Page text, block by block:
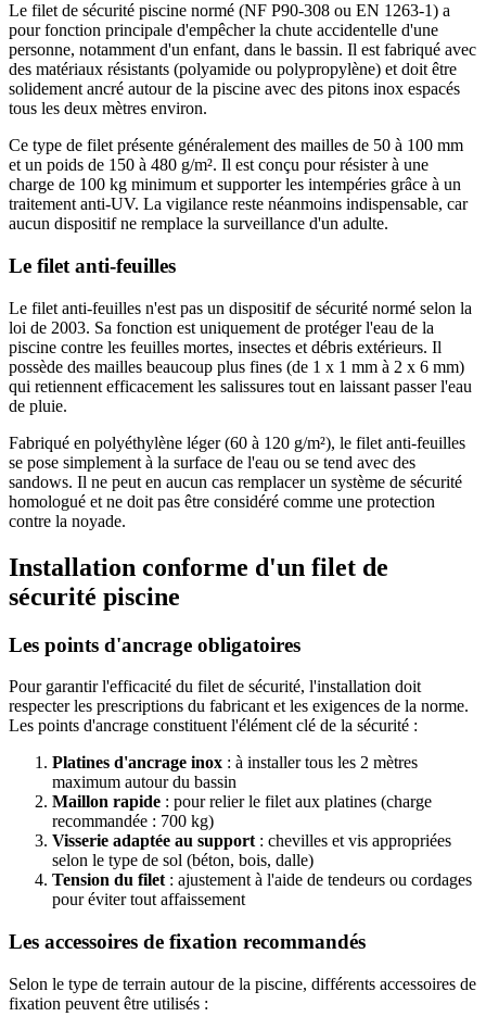
Le filet de sécurité piscine normé (NF P90-308 ou EN 1263-1) a
pour fonction principale d'empêcher la chute accidentelle d'une
personne, notamment d'un enfant, dans le bassin. Il est fabriqué avec
des matériaux résistants (polyamide ou polypropylène) et doit être
solidement ancré autour de la piscine avec des pitons inox espacés
tous les deux mètres environ.
Ce type de filet présente généralement des mailles de 50 à 100 mm
et un poids de 150 à 480 g/m². Il est conçu pour résister à une
charge de 100 kg minimum et supporter les intempéries grâce à un
traitement anti-UV. La vigilance reste néanmoins indispensable, car
aucun dispositif ne remplace la surveillance d'un adulte.
Le filet anti-feuilles
Le filet anti-feuilles n'est pas un dispositif de sécurité normé selon la
loi de 2003. Sa fonction est uniquement de protéger l'eau de la
piscine contre les feuilles mortes, insectes et débris extérieurs. Il
possède des mailles beaucoup plus fines (de 1 x 1 mm à 2 x 6 mm)
qui retiennent efficacement les salissures tout en laissant passer l'eau
de pluie.
Fabriqué en polyéthylène léger (60 à 120 g/m²), le filet anti-feuilles
se pose simplement à la surface de l'eau ou se tend avec des
sandows. Il ne peut en aucun cas remplacer un système de sécurité
homologué et ne doit pas être considéré comme une protection
contre la noyade.
Installation conforme d'un filet de
sécurité piscine
Les points d'ancrage obligatoires
Pour garantir l'efficacité du filet de sécurité, l'installation doit
respecter les prescriptions du fabricant et les exigences de la norme.
Les points d'ancrage constituent l'élément clé de la sécurité :
Platines d'ancrage inox : à installer tous les 2 mètres
maximum autour du bassin
Maillon rapide : pour relier le filet aux platines (charge
recommandée : 700 kg)
Visserie adaptée au support : chevilles et vis appropriées
selon le type de sol (béton, bois, dalle)
Tension du filet : ajustement à l'aide de tendeurs ou cordages
pour éviter tout affaissement
Les accessoires de fixation recommandés
Selon le type de terrain autour de la piscine, différents accessoires de
fixation peuvent être utilisés :